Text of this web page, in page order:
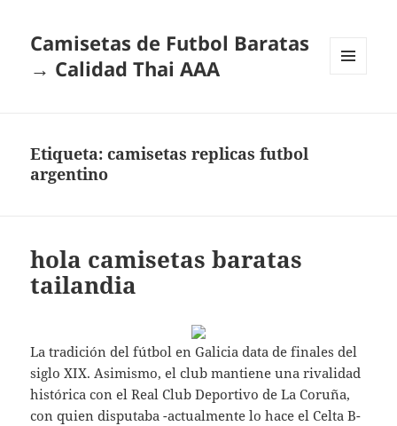
Camisetas de Futbol Baratas
→ Calidad Thai AAA
Etiqueta:camisetas replicas futbol
argentino
hola camisetas baratas
tailandia
La tradición del fútbol en Galicia data de finales del
siglo XIX. Asimismo, el club mantiene una rivalidad
histórica con el Real Club Deportivo de La Coruña,
con quien disputaba -actualmente lo hace el Celta B-